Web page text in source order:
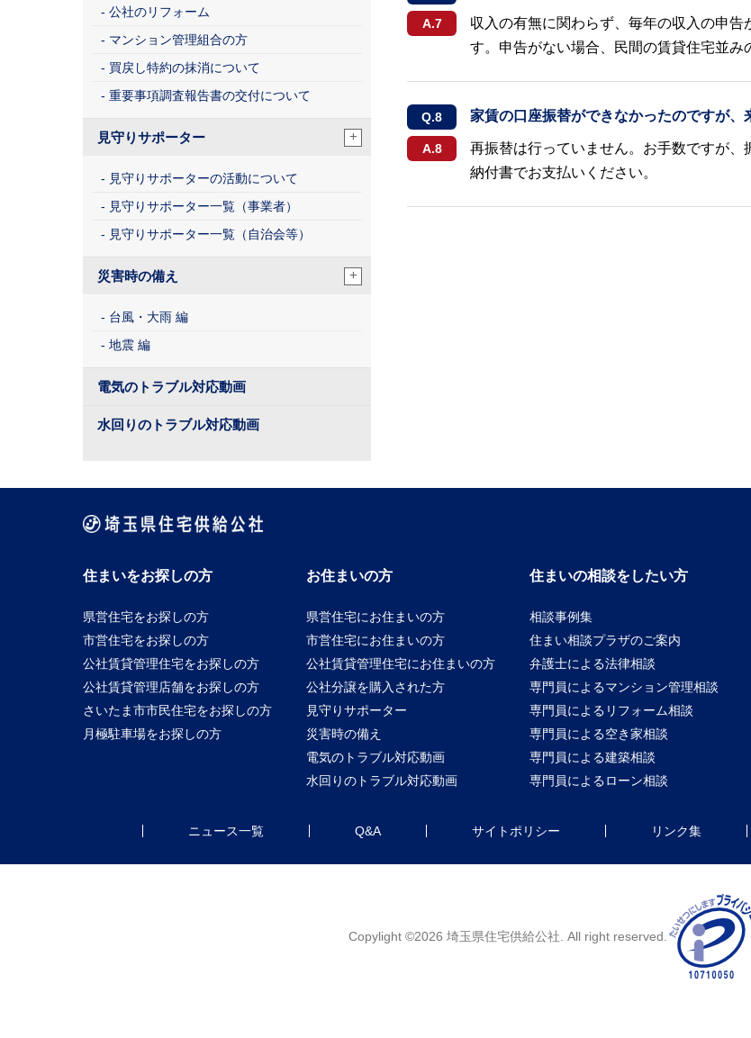
公社のリフォーム
マンション管理組合の方
買戻し特約の抹消について
重要事項調査報告書の交付について
見守りサポーター +
見守りサポーターの活動について
見守りサポーター一覧（事業者）
見守りサポーター一覧（自治会等）
災害時の備え +
台風・大雨 編
地震 編
電気のトラブル対応動画
水回りのトラブル対応動画
収入の有無に関わらず、毎年の収入の申
す。申告がない場合、民間の賃貸住宅並み
家賃の口座振替ができなかったのですが
再振替は行っていません。お手数ですが
納付書でお支払いください。
住まいをお探しの方
県営住宅をお探しの方
市営住宅をお探しの方
公社賃貸管理住宅をお探しの方
公社賃貸管理店舗をお探しの方
さいたま市市民住宅をお探しの方
月極駐車場をお探しの方
お住まいの方
県営住宅にお住まいの方
市営住宅にお住まいの方
公社賃貸管理住宅にお住まいの方
公社分譲を購入された方
見守りサポーター
災害時の備え
電気のトラブル対応動画
水回りのトラブル対応動画
住まいの相談をしたい方
相談事例集
住まい相談プラザのご案内
弁護士による法律相談
専門員によるマンション管理相談
専門員によるリフォーム相談
専門員による空き家相談
専門員による建築相談
専門員によるローン相談
ニュース一覧 Q&A サイトポリシー リンク集
Copylight ©2026 埼玉県住宅供給公社. All right reserved.